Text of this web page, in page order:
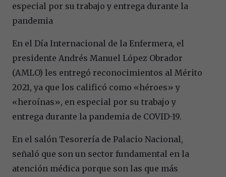
especial por su trabajo y entrega durante la
pandemia
En el Día Internacional de la Enfermera, el
presidente Andrés Manuel López Obrador
(AMLO) les entregó reconocimientos al Mérito
2021, ya que los calificó como «héroes» y
«heroínas», en especial por su trabajo y
entrega durante la pandemia de COVID-19.
En el salón Tesorería de Palacio Nacional,
señaló que son un sector fundamental en la
atención médica porque son las que más